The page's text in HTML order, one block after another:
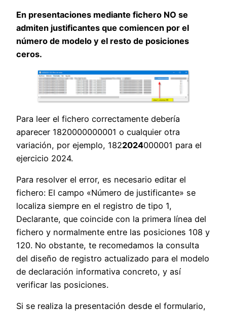
En presentaciones mediante fichero NO se
admiten justificantes que comiencen por el
número de modelo y el resto de posiciones
ceros.
Para leer el fichero correctamente debería
aparecer 1820000000001 o cualquier otra
variación, por ejemplo, 1822024000001 para el
ejercicio 2024.
Para resolver el error, es necesario editar el
fichero: El campo «Número de justificante» se
localiza siempre en el registro de tipo 1,
Declarante, que coincide con la primera línea del
fichero y normalmente entre las posiciones 108 y
120. No obstante, te recomedamos la consulta
del diseño de registro actualizado para el modelo
de declaración informativa concreto, y así
verificar las posiciones.
Si se realiza la presentación desde el formulario,